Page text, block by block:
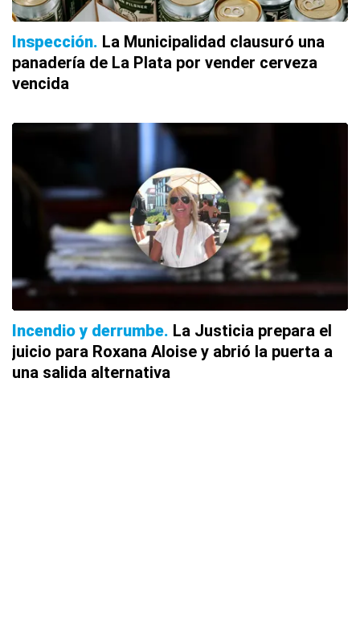
Inspección La Municipalidad clausuró una
panadería de La Plata por vender cerveza
vencida
Incendio y derrumbe La Justicia prepara el
juicio para Roxana Aloise y abrió la puerta a
una salida alternativa